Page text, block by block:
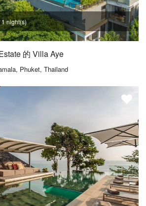
1 night(s)
的 Villa Aye
Phuket, Thailand